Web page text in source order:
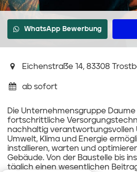
WhatsApp Bewerbung
Eichenstraße 14, 83308
ab sofort
Die Unternehmensgruppe
fortschrittliche
nachhaltig verantwortungsvollen
Umwelt, Klima und Energie
installieren, warten und
Gebäude. Von der Baustelle bis
täglich einen wesentlichen